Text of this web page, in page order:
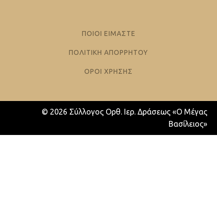
ΠΟΙΟΙ ΕΙΜΑΣΤΕ
ΠΟΛΙΤΙΚΗ ΑΠΟΡΡΗΤΟΥ
ΟΡΟΙ ΧΡΗΣΗΣ
© 2026 Σύλλογος Ορθ. Ιερ. Δράσεως «Ο Μέγας
Βασίλειος»